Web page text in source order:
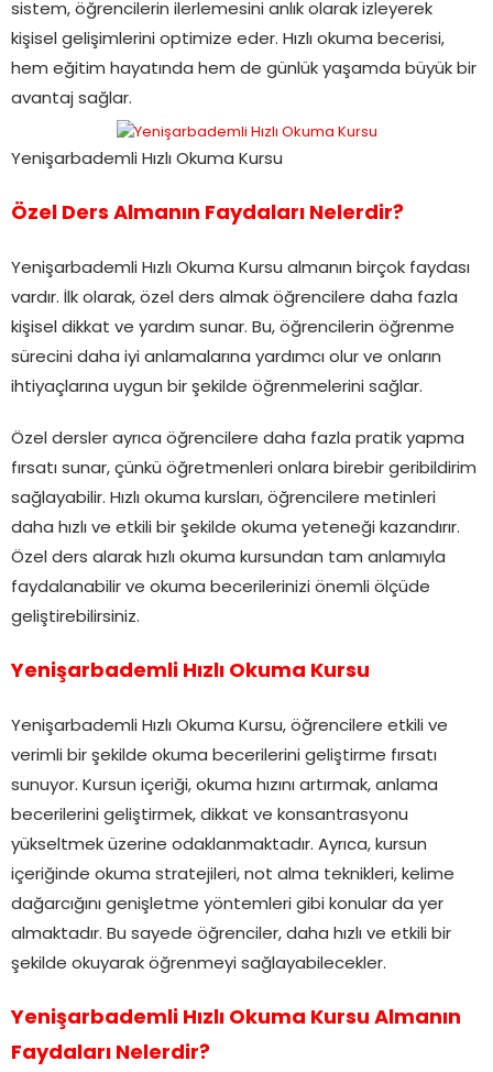
sistem, öğrencilerin ilerlemesini anlık olarak izleyerek
kişisel gelişimlerini optimize eder. Hızlı okuma becerisi,
hem eğitim hayatında hem de günlük yaşamda büyük bir
avantaj sağlar.
Yenişarbademli Hızlı Okuma Kursu
Özel Ders Almanın Faydaları Nelerdir?
Yenişarbademli Hızlı Okuma Kursu almanın birçok faydası
vardır. İlk olarak, özel ders almak öğrencilere daha fazla
kişisel dikkat ve yardım sunar. Bu, öğrencilerin öğrenme
sürecini daha iyi anlamalarına yardımcı olur ve onların
ihtiyaçlarına uygun bir şekilde öğrenmelerini sağlar.
Özel dersler ayrıca öğrencilere daha fazla pratik yapma
fırsatı sunar, çünkü öğretmenleri onlara birebir geribildirim
sağlayabilir. Hızlı okuma kursları, öğrencilere metinleri
daha hızlı ve etkili bir şekilde okuma yeteneği kazandırır.
Özel ders alarak hızlı okuma kursundan tam anlamıyla
faydalanabilir ve okuma becerilerinizi önemli ölçüde
geliştirebilirsiniz.
Yenişarbademli Hızlı Okuma Kursu
Yenişarbademli Hızlı Okuma Kursu, öğrencilere etkili ve
verimli bir şekilde okuma becerilerini geliştirme fırsatı
sunuyor. Kursun içeriği, okuma hızını artırmak, anlama
becerilerini geliştirmek, dikkat ve konsantrasyonu
yükseltmek üzerine odaklanmaktadır. Ayrıca, kursun
içeriğinde okuma stratejileri, not alma teknikleri, kelime
dağarcığını genişletme yöntemleri gibi konular da yer
almaktadır. Bu sayede öğrenciler, daha hızlı ve etkili bir
şekilde okuyarak öğrenmeyi sağlayabilecekler.
Yenişarbademli Hızlı Okuma Kursu Almanın
Faydaları Nelerdir?